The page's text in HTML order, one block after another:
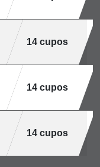
14 cupos
14 cupos
14 cupos